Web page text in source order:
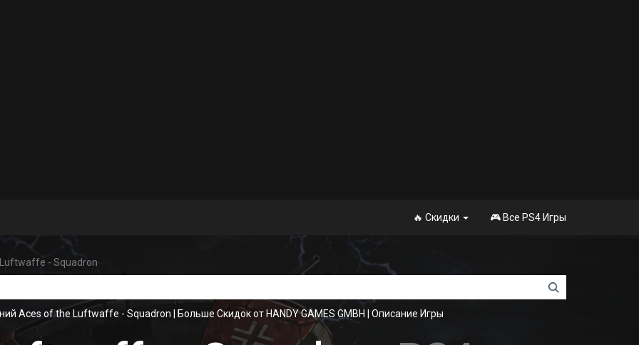
🔥 Скидки 🎮 Все PS4 Игры
- Squadron
Aces of the Luftwaffe - Squadron Больше Скидок от HANDY GAMES GMBH Описание Игры